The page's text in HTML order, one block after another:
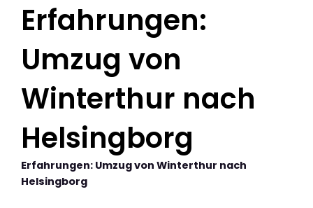
Erfahrungen:
Umzug von
Winterthur nach
Helsingborg
Erfahrungen: Umzug von Winterthur nach
Helsingborg